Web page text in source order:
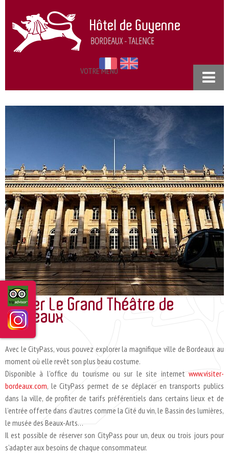
VOTRE MENU
NOS CHAMBRES
RESTAURANT
SÉMINAIRES
TARIFS
PRATIQUE
ACCÈS & CONTACT
POLITIQUE DE CONFIDENTIALITÉ
GUIDE DES SERVICES/ROOM DIRECTORY
ACTUALITÉS
Visiter Le Grand Théâtre de
Bordeaux
Avec le CityPass, vous pouvez explorer la magnifique ville de Bordeaux au
moment où elle revêt son plus beau costume.
Disponible à l’office du tourisme ou sur le site internet www.visiter-
bordeaux.com, le CityPass permet de se déplacer en transports publics
dans la ville, de profiter de tarifs préférentiels dans certains lieux et de
l’entrée offerte dans d’autres comme la Cité du vin, le Bassin des lumières,
le musée des Beaux-Arts…
Il est possible de réserver son CityPass pour un, deux ou trois jours pour
s’adapter aux besoins de chaque consommateur.